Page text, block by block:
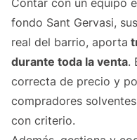
Contar con un equipo
fondo Sant Gervasi,
real del barrio, aporta
durante toda la venta.
correcta de precio y
compradores
con criterio.